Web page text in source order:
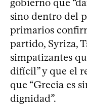
sino dentro del
primarios
partido, Syriza,
simpatizantes
difícil” y que el
que “Grecia es
dignidad”.